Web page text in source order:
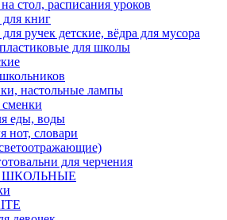
стол, расписания уроков
книг
ручек детские, вёдра для мусора
для школы
настольные лампы
еды, воды
нот, словари
для черчения
ШКОЛЬНЫЕ